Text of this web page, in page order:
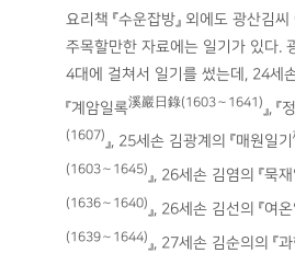
요리책 『수운잡방』 외에도 광산김
주목할만한 자료에는 일기가 있다.
4대에 걸쳐서 일기를 썼는데, 24세
『계암일록溪巖日錄(1603∼1641) 』,
(1607)』, 25세손 김광계의 『매원일기
(1603∼1645) 』, 26세손 김염의 『묵재
(1636∼1640) 』, 26세손 김선의 『여온
(1639∼1644) 』, 27세손 김순의의 『과